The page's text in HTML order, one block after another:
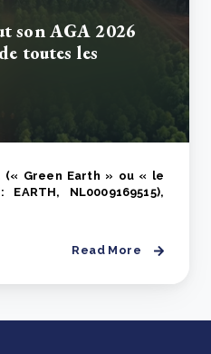
son AGA 2026
toutes les
(« Green Earth » ou « le
NL0009169515),
Read More